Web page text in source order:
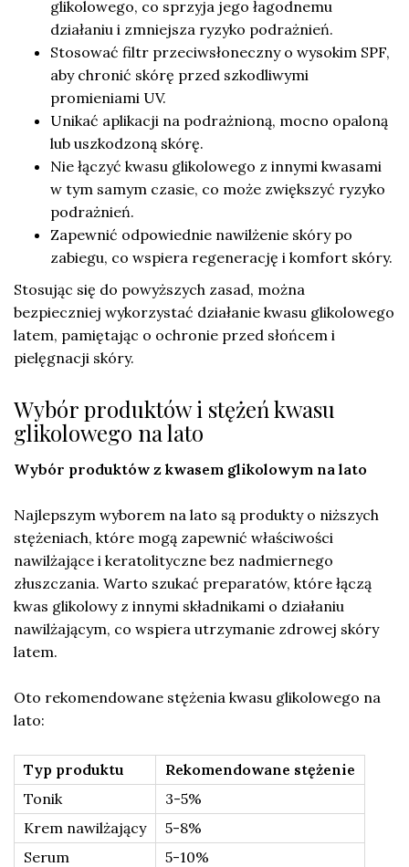
glikolowego, co sprzyja jego łagodnemu
działaniu i zmniejsza ryzyko podrażnień.
Stosować filtr przeciwsłoneczny o wysokim SPF,
aby chronić skórę przed szkodliwymi
promieniami UV.
Unikać aplikacji na podrażnioną, mocno opaloną
lub uszkodzoną skórę.
Nie łączyć kwasu glikolowego z innymi kwasami
w tym samym czasie, co może zwiększyć ryzyko
podrażnień.
Zapewnić odpowiednie nawilżenie skóry po
zabiegu, co wspiera regenerację i komfort skóry.
Stosując się do powyższych zasad, można
bezpieczniej wykorzystać działanie kwasu glikolowego
latem, pamiętając o ochronie przed słońcem i
pielęgnacji skóry.
Wybór produktów i stężeń kwasu
glikolowego na lato
Wybór produktów z kwasem glikolowym na lato
Najlepszym wyborem na lato są produkty o niższych
stężeniach, które mogą zapewnić właściwości
nawilżające i keratolityczne bez nadmiernego
złuszczania. Warto szukać preparatów, które łączą
kwas glikolowy z innymi składnikami o działaniu
nawilżającym, co wspiera utrzymanie zdrowej skóry
latem.
Oto rekomendowane stężenia kwasu glikolowego na
lato:
Typ produktu
Rekomendowane stężenie
Tonik
3-5%
Krem nawilżający
5-8%
Serum
5-10%